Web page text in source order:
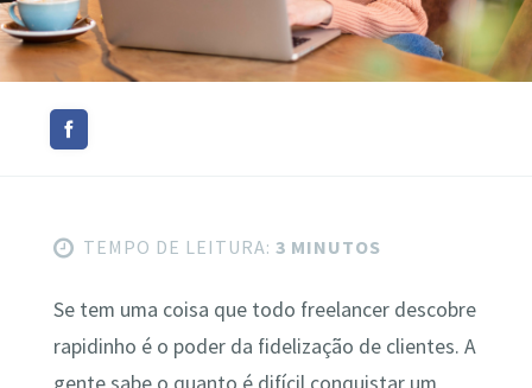
TEMPO DE LEITURA: 3 MINUTOS
Se tem uma coisa que todo freelancer descobre
rapidinho é o poder da fidelização de clientes. A